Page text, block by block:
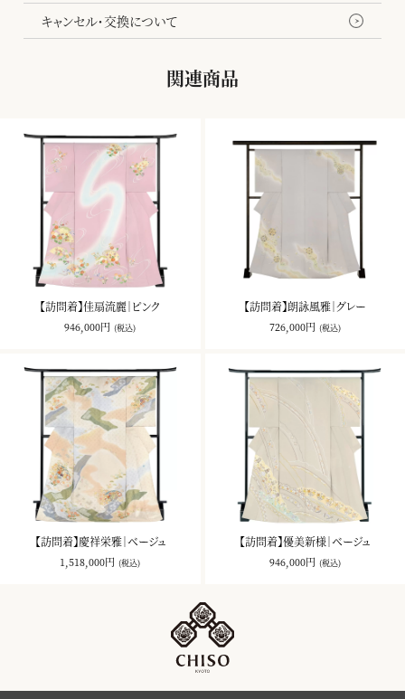
キャンセル・交換について
関連商品
【訪問着】佳扇流麗｜ピンク
946,000円 (税込)
【訪問着】朗詠風雅｜グレー
726,000円 (税込)
【訪問着】慶祥栄雅｜ベージュ
1,518,000円 (税込)
【訪問着】優美新様｜ベージュ
946,000円 (税込)